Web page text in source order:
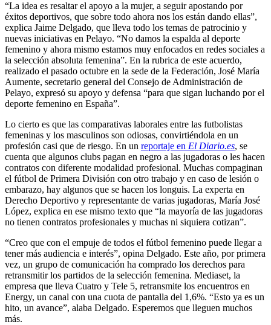
“La idea es resaltar el apoyo a la mujer, a seguir apostando por
éxitos deportivos, que sobre todo ahora nos los están dando ellas”,
explica Jaime Delgado, que lleva todo los temas de patrocinio y
nuevas iniciativas en Pelayo. “No damos la espalda al deporte
femenino y ahora mismo estamos muy enfocados en redes sociales a
la selección absoluta femenina”. En la rubrica de este acuerdo,
realizado el pasado octubre en la sede de la Federación, José María
Aumente, secretario general del Consejo de Administración de
Pelayo, expresó su apoyo y defensa “para que sigan luchando por el
deporte femenino en España”.
Lo cierto es que las comparativas laborales entre las futbolistas
femeninas y los masculinos son odiosas, convirtiéndola en un
profesión casi que de riesgo. En un reportaje en El Diario.es, se
cuenta que algunos clubs pagan en negro a las jugadoras o les hacen
contratos con diferente modalidad profesional. Muchas compaginan
el fútbol de Primera División con otro trabajo y en caso de lesión o
embarazo, hay algunos que se hacen los longuis. La experta en
Derecho Deportivo y representante de varias jugadoras, María José
López, explica en ese mismo texto que “la mayoría de las jugadoras
no tienen contratos profesionales y muchas ni siquiera cotizan”.
“Creo que con el empuje de todos el fútbol femenino puede llegar a
tener más audiencia e interés”, opina Delgado. Este año, por primera
vez, un grupo de comunicación ha comprado los derechos para
retransmitir los partidos de la selección femenina. Mediaset, la
empresa que lleva Cuatro y Tele 5, retransmite los encuentros en
Energy, un canal con una cuota de pantalla del 1,6%. “Esto ya es un
hito, un avance”, alaba Delgado. Esperemos que lleguen muchos
más.